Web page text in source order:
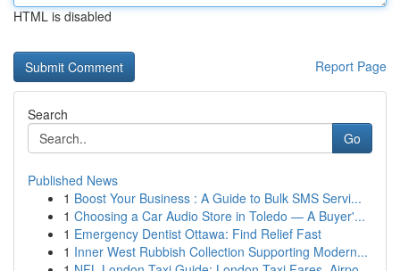
HTML is disabled
Report Page
Search
Go
Published News
1 Boost Your Business : A Guide to Bulk SMS Servi...
1 Choosing a Car Audio Store in Toledo — A Buyer'...
1 Emergency Dentist Ottawa: Find Relief Fast
1 Inner West Rubbish Collection Supporting Modern...